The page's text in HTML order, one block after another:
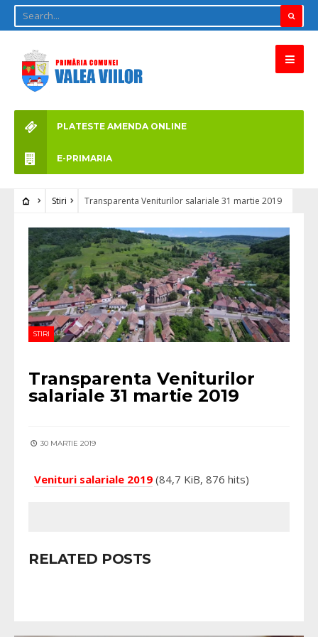
PLATESTE AMENDA ONLINE
E-PRIMARIA
Stiri Transparenta Veniturilor salariale 31 martie 2019
STIRI
Transparenta Veniturilor
salariale 31 martie 2019
30 MARTIE 2019
Venituri salariale 2019 (84,7 KiB, 876 hits)
RELATED POSTS